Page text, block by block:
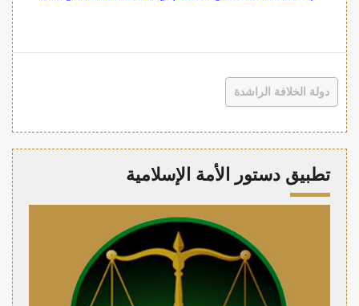
دولة الخلافة الراشدة
تطبيق دستور الأمة الإسلامية